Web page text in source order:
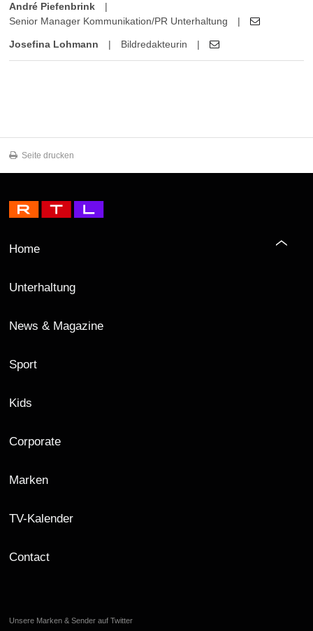
André Piefenbrink
|
Senior Manager Kommunikation/PR Unterhaltung
|
Josefina Lohmann | Bildredakteurin |
Seite drucken
Home
Unterhaltung
News & Magazine
Sport
Kids
Corporate
Marken
TV-Kalender
Contact
Unsere Marken & Sender auf Twitter